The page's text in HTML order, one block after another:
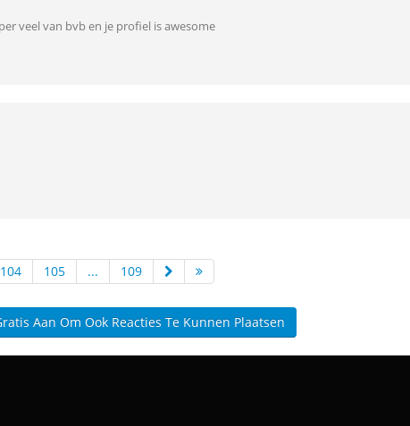
veel van bvb en je profiel is awesome
104 105 ... 109
Aan Om Ook Reacties Te Kunnen Plaatsen